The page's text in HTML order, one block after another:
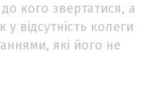
кого звертатися, а
відсутність колеги
які його не